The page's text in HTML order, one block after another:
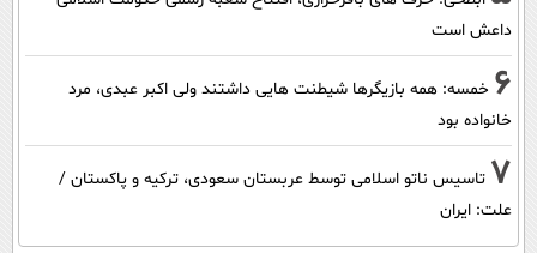
داعش است
6 خمسه: همه بازیگرها شیطنت هایی داشتند ولی اکبر عبدی، مرد
خانواده بود
7 تاسیس ناتو اسلامی توسط عربستان سعودی، ترکیه و پاکستان /
علت: ایران